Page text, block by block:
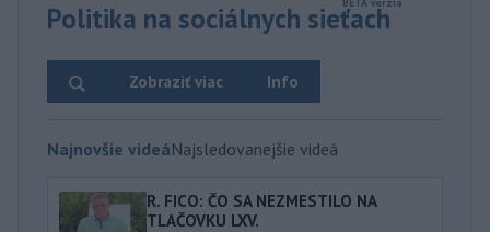
Politika na sociálnych sieťach
Info
Zobraziť viac
Najnovšie videáNajsledovanejšie videá
R. FICO: ČO SA NEZMESTILO NA
TLAČOVKU LXV.